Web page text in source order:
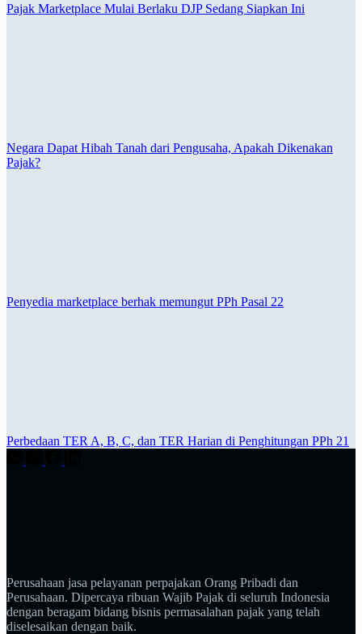
Pajak Marketplace Mulai Berlaku DJP Sedang Siapkan Ini
Negara Dapat Hibah Tanah dari Pengusaha, Apakah Dikenakan
Pajak?
Penyedia marketplace berhak memungut PPh Pasal 22
Perbedaan TER A, B, C, dan TER Harian di Penghitungan PPh 21
Perusahaan jasa pelayanan perpajakan Orang Pribadi dan
Perusahaan. Dipercaya ribuan Wajib Pajak di seluruh Indonesia
dengan beragam bidang bisnis permasalahan pajak yang telah
diselesaikan dengan baik.